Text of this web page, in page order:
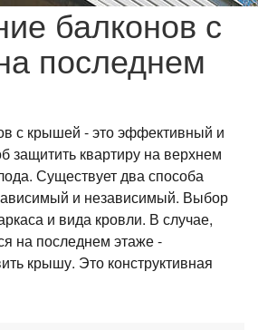
балконов с
последнем
с крышей - это эффективный и
защитить квартиру на верхнем
Существует два способа
и независимый. Выбор
и вида кровли. В случае,
на последнем этаже -
крышу. Это конструктивная